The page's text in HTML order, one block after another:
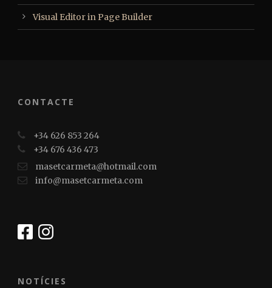
Visual Editor in Page Builder
CONTACTE
+34 626 853 264
+34 676 436 473
masetcarmeta@hotmail.com
info@masetcarmeta.com
NOTÍCIES